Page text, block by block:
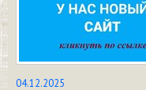
04.12.2025